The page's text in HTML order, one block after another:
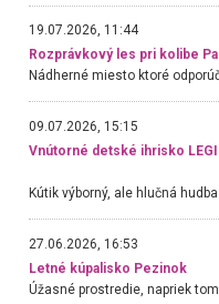
19.07.2026, 11:44
Rozprávkový les pri kolibe
09.07.2026, 15:15
Vnútorné detské ihrisko
27.06.2026, 16:53
Letné kúpalisko Pezinok